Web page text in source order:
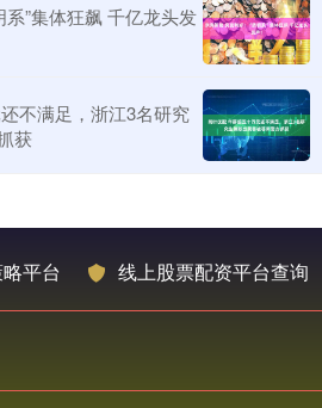
”集体狂飙 千亿龙头发
不满足，浙江3名研究
获
平台 线上股票配资平台查询